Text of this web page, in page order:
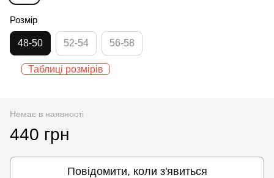
Розмір
48-50 52-54 56-58
Таблиці розмірів
Немає в наявності
440 грн
Повідомити, коли з'явиться